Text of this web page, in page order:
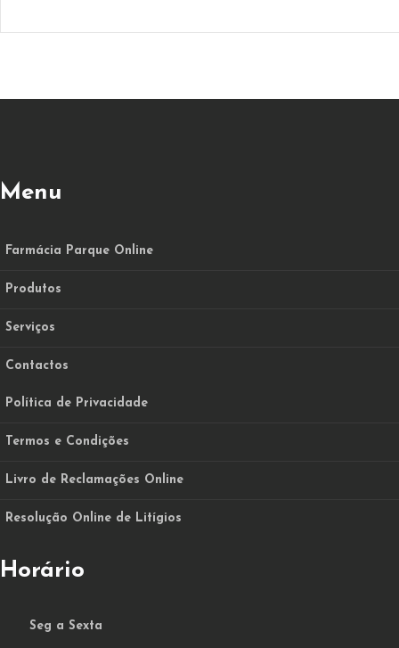
Menu
Farmácia Parque Online
Produtos
Serviços
Contactos
Política de Privacidade
Termos e Condições
Livro de Reclamações Online
Resolução Online de Litígios
Horário
Seg a Sexta